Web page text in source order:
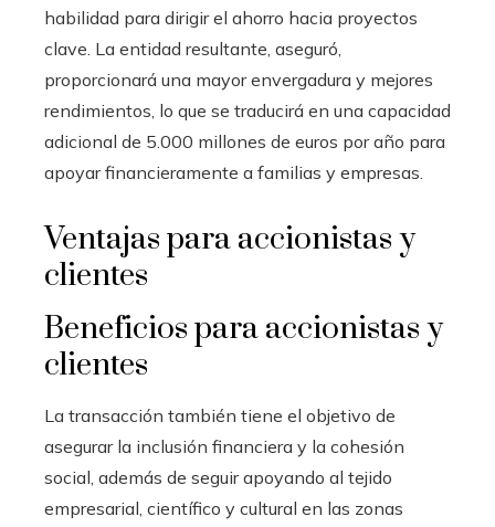
habilidad para dirigir el ahorro hacia proyectos
clave. La entidad resultante, aseguró,
proporcionará una mayor envergadura y mejores
rendimientos, lo que se traducirá en una capacidad
adicional de 5.000 millones de euros por año para
apoyar financieramente a familias y empresas.
Ventajas para accionistas y
clientes
Beneficios para accionistas y
clientes
La transacción también tiene el objetivo de
asegurar la inclusión financiera y la cohesión
social, además de seguir apoyando al tejido
empresarial, científico y cultural en las zonas